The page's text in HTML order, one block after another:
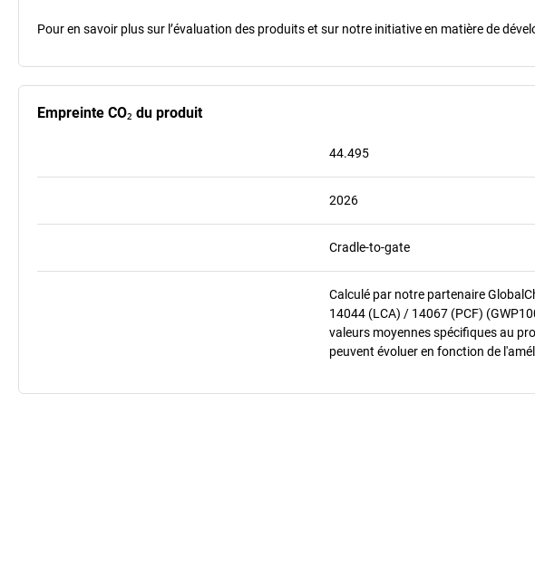
Pour en savoir plus sur l’évaluation des produits et sur notre initiative en matière de
Empreinte CO₂ du produit
44.495
2026
Cradle-to-gate
Calculé par notre partenaire
14044 (LCA) / 14067 (PCF)
valeurs moyennes spécifiques au
peuvent évoluer en fonction de